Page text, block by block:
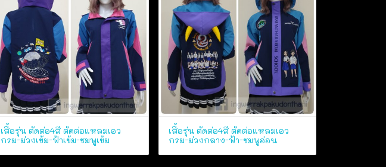
เสื้อรุ่น ตัดต่อ4สี ตัดต่อแหลมเอว
กรม-ม่วงเข้ม-ฟ้าเข้ม-ชมพูเข้ม
เสื้อรุ่น ตัดต่อ4สี ตัดต่อแหลมเอว
กรม-ม่วงกลาง-ฟ้า-ชมพูอ่อน